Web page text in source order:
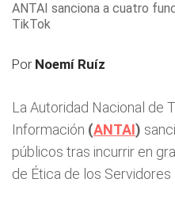
ANTAI sanciona a cuatro
TikTok
Por Noemí Ruíz
La Autoridad Nacional de
Información (ANTAI)
públicos tras incurrir en
de Ética de los Servidores